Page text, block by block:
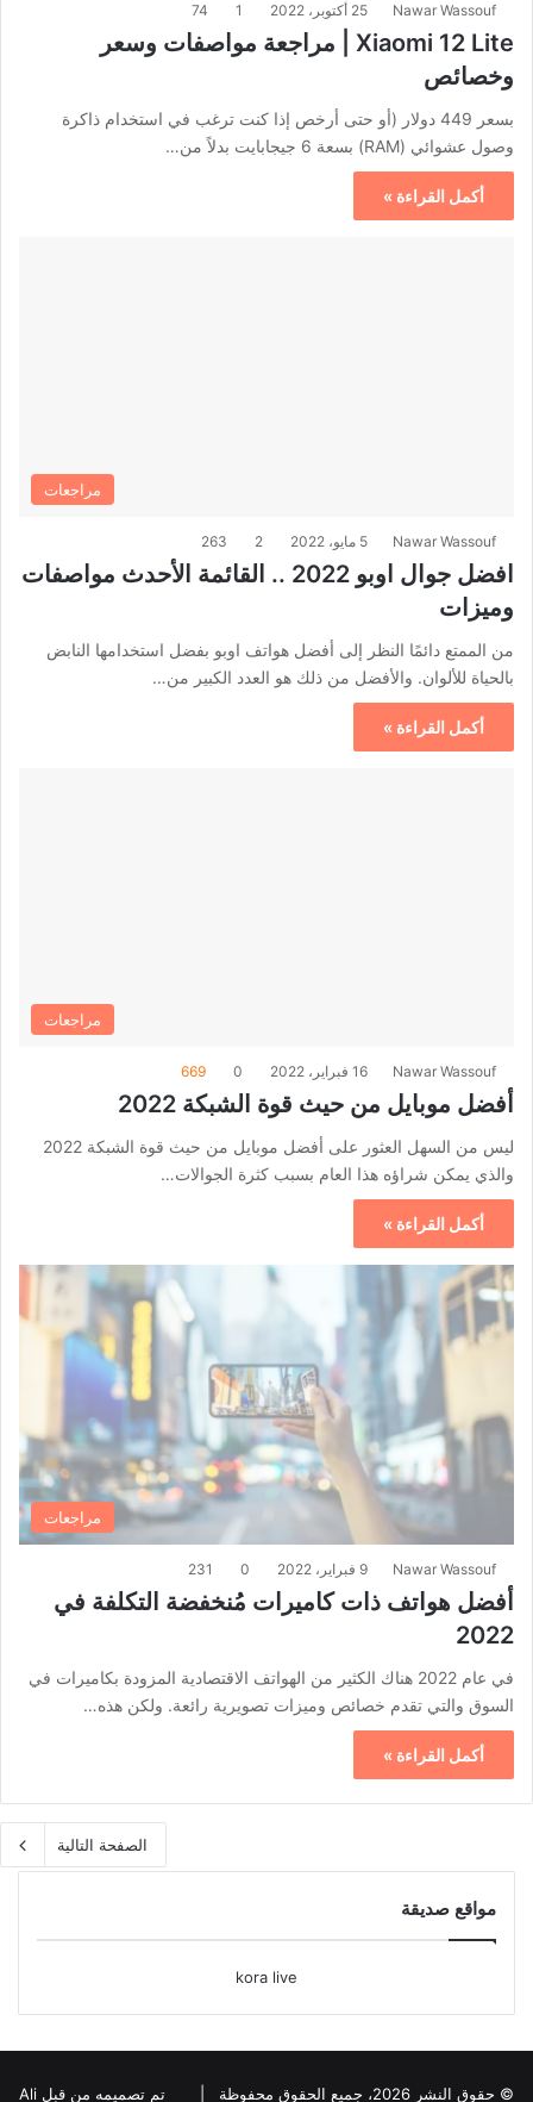
Nawar Wassouf 25 أكتوبر، 2022 1
74
Xiaomi 12 Lite | مراجعة مواصفات وسعر
وخصائص
بسعر 449 دولار (أو حتى أرخص إذا كنت ترغب في استخدام ذاكرة
وصول عشوائي (RAM) بسعة 6 جيجابايت بدلاً من…
أكمل القراءة »
مراجعات
Nawar Wassouf 5 مايو، 2022 2
263
افضل جوال اوبو 2022 .. القائمة الأحدث مواصفات
وميزات
من الممتع دائمًا النظر إلى أفضل هواتف اوبو بفضل استخدامها النابض
بالحياة للألوان. والأفضل من ذلك هو العدد الكبير من…
أكمل القراءة »
مراجعات
Nawar Wassouf 16 فبراير، 2022 0
669
أفضل موبايل من حيث قوة الشبكة 2022
ليس من السهل العثور على أفضل موبايل من حيث قوة الشبكة 2022
والذي يمكن شراؤه هذا العام بسبب كثرة الجوالات…
أكمل القراءة »
مراجعات
Nawar Wassouf 9 فبراير، 2022 0
231
أفضل هواتف ذات كاميرات مُنخفضة التكلفة في
2022
في عام 2022 هناك الكثير من الهواتف الاقتصادية المزودة بكاميرات في
السوق والتي تقدم خصائص وميزات تصويرية رائعة. ولكن هذه…
أكمل القراءة »
الصفحة التالية
مواقع صديقة
kora live
© حقوق النشر 2026، جميع الحقوق محفوظة | تم تصميمه من قبل Ali